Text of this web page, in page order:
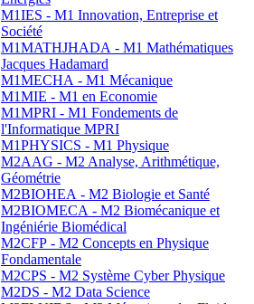
M1IES - M1 Innovation, Entreprise et
Société
M1MATHJHADA - M1 Mathématiques
Jacques Hadamard
M1MECHA - M1 Mécanique
M1MIE - M1 en Economie
M1MPRI - M1 Fondements de
l'Informatique MPRI
M1PHYSICS - M1 Physique
M2AAG - M2 Analyse, Arithmétique,
Géométrie
M2BIOHEA - M2 Biologie et Santé
M2BIOMECA - M2 Biomécanique et
Ingéniérie Biomédical
M2CFP - M2 Concepts en Physique
Fondamentale
M2CPS - M2 Système Cyber Physique
M2DS - M2 Data Science